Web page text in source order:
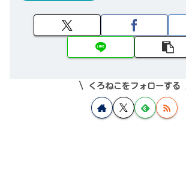
くろねこをフォローする